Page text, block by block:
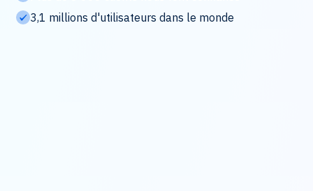
3,1 millions d'utilisateurs dans le monde